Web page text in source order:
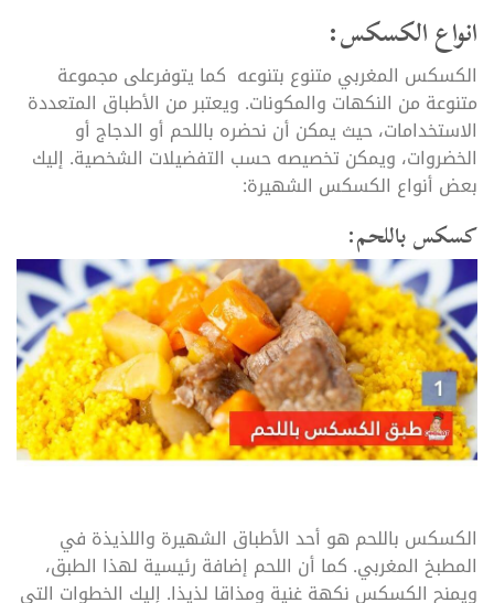
انواع الكسكس:
الكسكس المغربي متنوع بتنوعه كما يتوفرعلى مجموعة
متنوعة من النكهات والمكونات. ويعتبر من الأطباق المتعددة
الاستخدامات، حيث يمكن أن نحضره باللحم أو الدجاج أو
الخضروات، ويمكن تخصيصه حسب التفضيلات الشخصية. إليك
بعض أنواع الكسكس الشهيرة:
كسكس باللحم:
الكسكس باللحم هو أحد الأطباق الشهيرة واللذيذة في
المطبخ المغربي. كما أن اللحم إضافة رئيسية لهذا الطبق،
ويمنح الكسكس نكهة غنية ومذاقا لذيذا. إليك الخطوات التي